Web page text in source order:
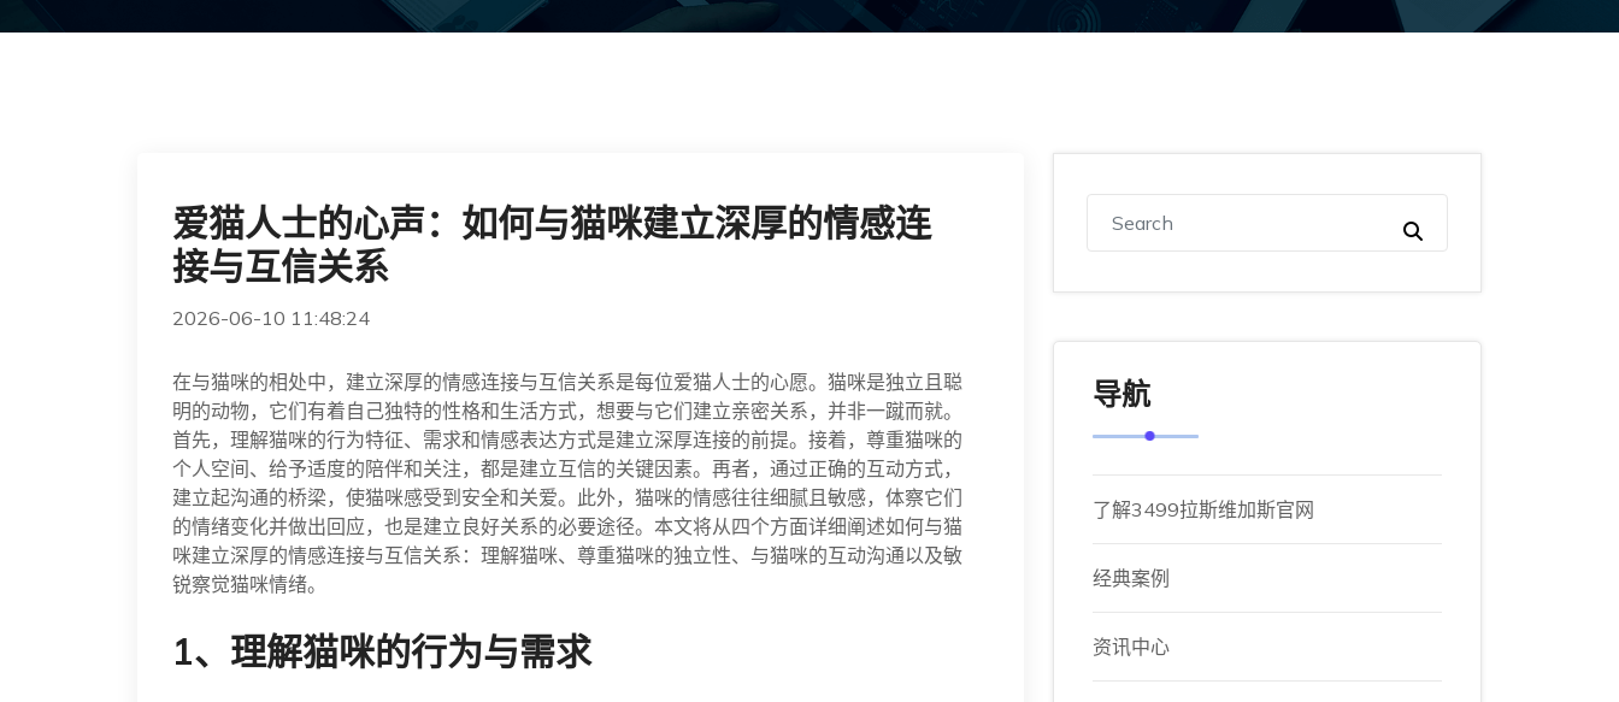
爱猫人士的心声：如何与猫咪建立深厚的情感连
接与互信关系
2026-06-10 11:48:24
在与猫咪的相处中，建立深厚的情感连接与互信关系是每位爱猫人士的心愿。猫咪是独立且聪
明的动物，它们有着自己独特的性格和生活方式，想要与它们建立亲密关系，并非一蹴而就。
首先，理解猫咪的行为特征、需求和情感表达方式是建立深厚连接的前提。接着，尊重猫咪的
个人空间、给予适度的陪伴和关注，都是建立互信的关键因素。再者，通过正确的互动方式，
建立起沟通的桥梁，使猫咪感受到安全和关爱。此外，猫咪的情感往往细腻且敏感，体察它们
的情绪变化并做出回应，也是建立良好关系的必要途径。本文将从四个方面详细阐述如何与猫
咪建立深厚的情感连接与互信关系：理解猫咪、尊重猫咪的独立性、与猫咪的互动沟通以及敏
锐察觉猫咪情绪。
1、理解猫咪的行为与需求
导航
了解3499拉斯维加斯官网
经典案例
资讯中心